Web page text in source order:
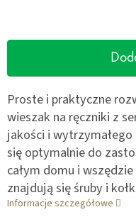
Proste i praktyczne
wieszak na ręczniki z
jakości i
się optymalnie do
całym domu i
znajdują się śruby i
Informacje szczegółowe